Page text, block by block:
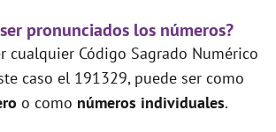
pronunciados los números?
cualquier Código Sagrado Numérico
caso el 191329, puede ser como
o como números individuales.